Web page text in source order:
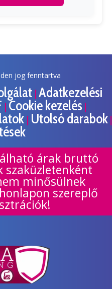
jog fenntartva
| Adatkezelési
| Cookie kezelés |
| Utolsó darabok|
árak bruttó
szaküzletenként
minősülnek
szereplő